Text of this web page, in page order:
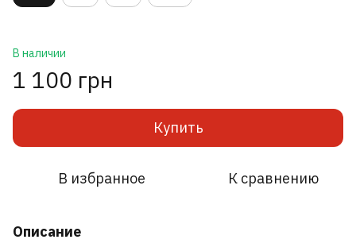
В наличии
1 100 грн
Купить
В избранное К сравнению
Описание